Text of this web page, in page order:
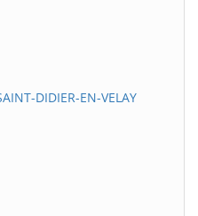
DIDIER-EN-VELAY